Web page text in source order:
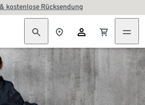
kostenlose Rücksendung